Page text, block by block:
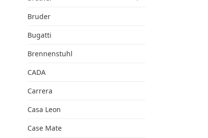
Bruder
Bugatti
Brennenstuhl
CADA
Carrera
Casa Leon
Case Mate